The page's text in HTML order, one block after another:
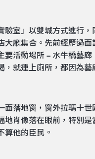
驗室」以雙城方式進行
大廳集合。先前經歷過
要活動場所 – 水牛橋藝
，就連上廁所，都因為
面落地窗，窗外拉瑪十
地肖像落在眼前，特別
算他的臣民。